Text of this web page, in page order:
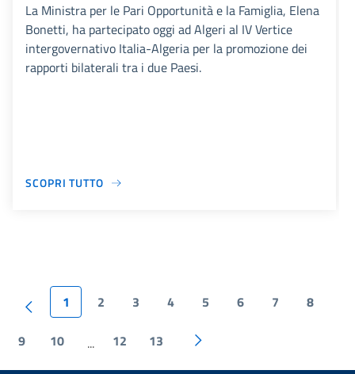
La Ministra per le Pari Opportunità e la Famiglia, Elena
Bonetti, ha partecipato oggi ad Algeri al IV Vertice
intergovernativo Italia-Algeria per la promozione dei
rapporti bilaterali tra i due Paesi.
SCOPRI TUTTO
1 2 3 4 5 6 7 8
9 10 ... 12 13